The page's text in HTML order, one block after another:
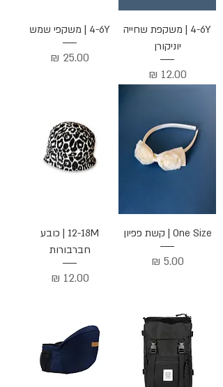
4-6Y | משקפת שחייה
יוניקורן
מחיר
4-6Y | משקפי שמש
מחיר
One Size | קשת פפיון
מחיר
12-18M | כובע
חברבורות
מחיר